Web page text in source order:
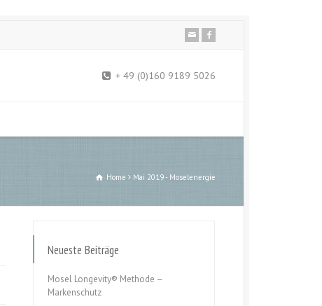
+ 49 (0)160 9189 5026
Home Mai 2019 - Moselenergie
Neueste Beiträge
Mosel Longevity® Methode –
Markenschutz